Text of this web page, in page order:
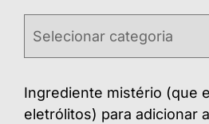
Ingrediente mistério (que
eletrólitos) para adicionar